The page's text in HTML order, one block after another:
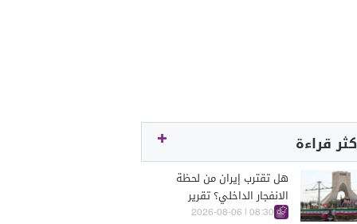
قراءة
هل تقترب إيران من لحظة
الانفجار الداخلي؟ تقرير
اسرائيلي يكشف الكواليس
08:30 | 2026-08-06